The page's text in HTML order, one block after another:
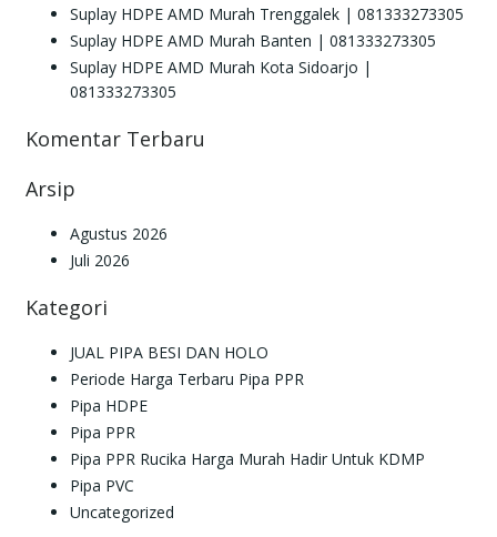
Suplay HDPE AMD Murah Trenggalek | 081333273305
Suplay HDPE AMD Murah Banten | 081333273305
Suplay HDPE AMD Murah Kota Sidoarjo |
081333273305
Komentar Terbaru
Arsip
Agustus 2026
Juli 2026
Kategori
JUAL PIPA BESI DAN HOLO
Periode Harga Terbaru Pipa PPR
Pipa HDPE
Pipa PPR
Pipa PPR Rucika Harga Murah Hadir Untuk KDMP
Pipa PVC
Uncategorized